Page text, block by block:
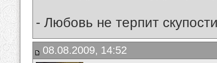
- Любовь не терпит
08.08.2009, 14:52